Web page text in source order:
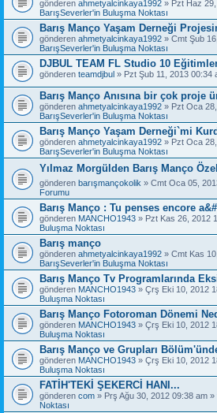
gönderen ahmetyalcinkaya1992 » Pzt Haz
BarışSeverler'in Buluşma Noktası
Barış Manço Yaşam Derneği
gönderen ahmetyalcinkaya1992 » Cmt Şub
BarışSeverler'in Buluşma Noktası
DJBUL TEAM FL Studio 10
gönderen teamdjbul » Pzt Şub 11, 2013 00:34
Barış Manço Anısına bir çok proje
gönderen ahmetyalcinkaya1992 » Pzt Oca
BarışSeverler'in Buluşma Noktası
Barış Manço Yaşam Derneği`mi
gönderen ahmetyalcinkaya1992 » Pzt Oca
BarışSeverler'in Buluşma Noktası
Yılmaz Morgülden Barış Manço
gönderen barışmançokolik » Cmt Oca 05,
Forumu
Barış Manço : Tu penses encore
gönderen MANCHO1943 » Pzt Kas 26, 2012
Buluşma Noktası
Barış manço
gönderen ahmetyalcinkaya1992 » Cmt Kas
BarışSeverler'in Buluşma Noktası
Barış Manço Tv Programlarında
gönderen MANCHO1943 » Çrş Eki 10, 2012
Buluşma Noktası
Barış Manço Fotoroman Dönemi
gönderen MANCHO1943 » Çrş Eki 10, 2012
Buluşma Noktası
Barış Manço ve Grupları
gönderen MANCHO1943 » Çrş Eki 10, 2012
Buluşma Noktası
FATİH'TEKİ ŞEKERCİ HANI...
gönderen com » Prş Ağu 30, 2012 09:38 am »
Noktası